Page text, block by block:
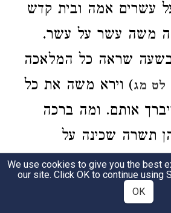
עשרים אמה ובית קדש
משה עשר על עשר.
בשעה שראה כל המלאכה
לט מג) וירא משה את כל
אותם. ומה ברכה
תשרה שכינה על
אומרים (תהלים צ יז)
עלינו ומעשה ידינו.
We use cookies to give you the best
our site. Click OK to continue using
OK